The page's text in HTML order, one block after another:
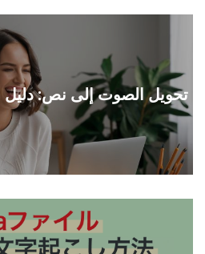
تحويل الصوت إلى نص: